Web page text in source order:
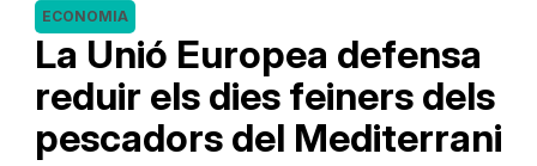
La Unió Europea defensa
reduir els dies feiners dels
pescadors del Mediterrani
ECONOMIA